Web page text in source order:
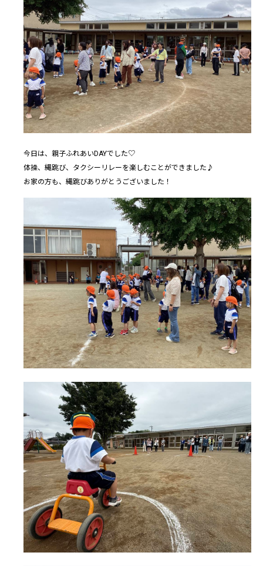
今日は、親子ふれあいDAYでした♡
体操、縄跳び、タクシーリレーを楽しむことができました♪
お家の方も、縄跳びありがとうございました！